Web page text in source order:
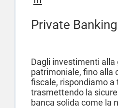
Private Banking
Dagli investimenti alla
patrimoniale, fino alla
fiscale, rispondiamo
trasmettendo la
banca solida come la